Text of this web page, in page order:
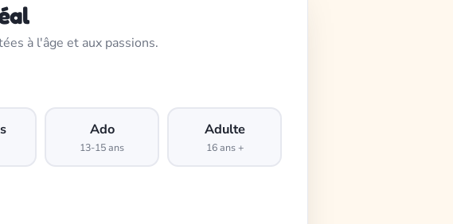
à l'âge et aux passions.
Ado
13-15 ans
Adulte
16 ans +